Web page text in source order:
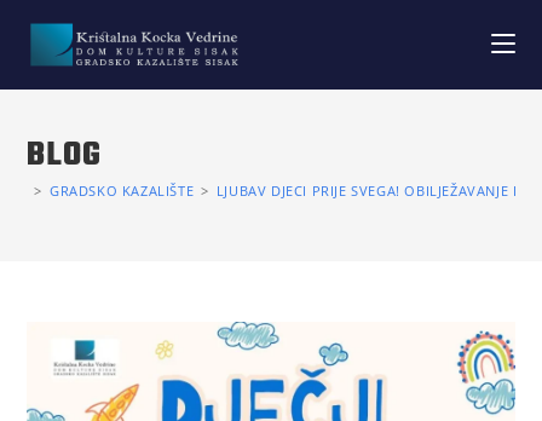
BLOG
> GRADSKO KAZALIŠTE > LJUBAV DJECI PRIJE SVEGA! OBILJEŽAVANJE